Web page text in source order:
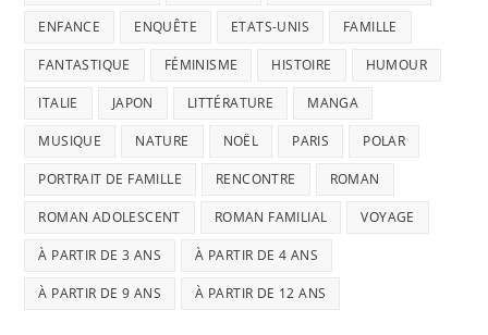
ENFANCE ENQUÊTE ETATS-UNIS FAMILLE
FANTASTIQUE FÉMINISME HISTOIRE HUMOUR
ITALIE JAPON LITTÉRATURE MANGA
MUSIQUE NATURE NOËL PARIS POLAR
PORTRAIT DE FAMILLE RENCONTRE ROMAN
ROMAN ADOLESCENT ROMAN FAMILIAL VOYAGE
À PARTIR DE 3 ANS À PARTIR DE 4 ANS
À PARTIR DE 9 ANS À PARTIR DE 12 ANS